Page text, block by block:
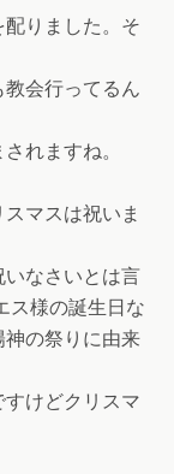
りました。そ
会行ってるん
れますね。
マスは祝いま
なさいとは言
ス様の誕生日な
の祭りに由来
けどクリスマ